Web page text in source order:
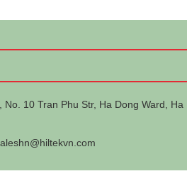
10 Tran Phu Str, Ha Dong Ward, Ha